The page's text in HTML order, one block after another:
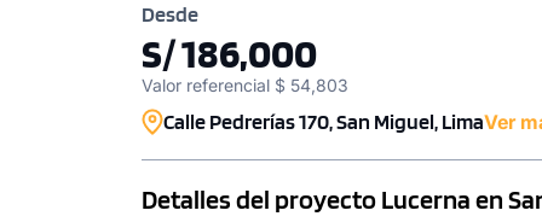
Desde
S/ 186,000
Valor referencial $ 54,803
Calle Pedrerías 170, San Miguel, LimaVer
Detalles del proyecto Lucerna en